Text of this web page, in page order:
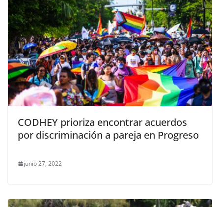
CODHEY prioriza encontrar acuerdos
por discriminación a pareja en Progreso
junio 27, 2022